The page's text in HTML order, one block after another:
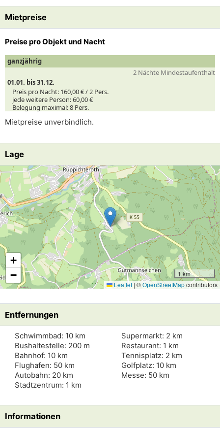
Mietpreise
Preise pro Objekt und Nacht
ganzjährig
2 Nächte Mindestaufenthalt
01.01. bis 31.12.
Preis pro Nacht: 160,00 € /2 Pers.
jede weitere Person:60,00 €
Belegung maximal:8 Pers.
Mietpreise unverbindlich.
Lage
Lade Lageplan
+
−
1 km
Leaflet | ©OpenStreetMapcontributors
Entfernungen
Schwimmbad: 10 km
Bushaltestelle: 200 m
Bahnhof: 10 km
Flughafen: 50 km
Autobahn: 20 km
Stadtzentrum: 1 km
Supermarkt: 2 km
Restaurant: 1 km
Tennisplatz: 2 km
Golfplatz: 10 km
Messe: 50 km
Informationen